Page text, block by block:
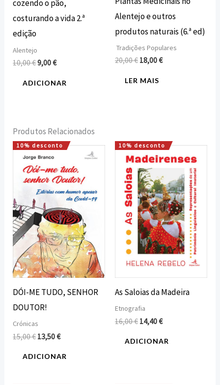
cozendo o pão,
costurando a vida 2.ª
edição
Alentejo
10,00€9,00€
ADICIONAR
Alentejo e outros
produtos naturais (6.ª ed)
Tradições Populares
20,00€ 18,00€
LER MAIS
Produtos Relacionados
10% desconto
DÓI-ME TUDO, SENHOR
DOUTOR!
Crónicas
15,00€
O
preço
original
era:
15,00 €.
13,50€
O
atual
é:
13,50 €.
ADICIONAR
10% desconto
As Saloias da Madeira
Etnografia
16,00€
O
preço
original
era:
16,00 €.
14,40€
O
preço
é:
14,40 €.
ADICIONAR